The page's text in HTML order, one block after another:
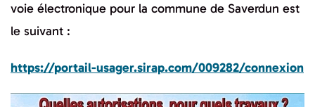
voie électronique pour la commune de Saverdun est
le suivant :
https://portail-usager.sirap.com/009282/connexion